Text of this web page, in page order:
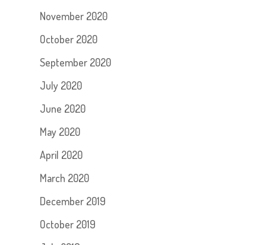
November 2020
October 2020
September 2020
July 2020
June 2020
May 2020
April 2020
March 2020
December 2019
October 2019